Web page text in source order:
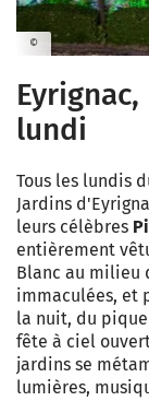
©
lundi
Tous les lundis
Jardins
leurs célèbres
entièrement
Blanc au milieu
immaculées, et
la nuit, du
fête à ciel
jardins se
lumières,